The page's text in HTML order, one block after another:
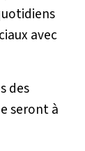
avec
des
seront à